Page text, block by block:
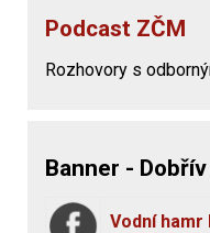
Podcast ZČM
Rozhovory s
Banner -
Vodní hamr